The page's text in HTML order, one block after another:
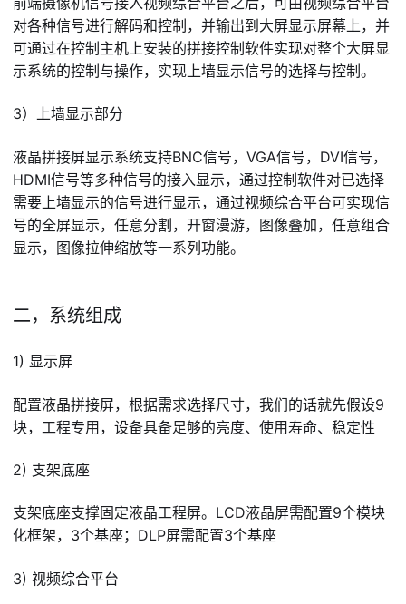
对各种信号进行解码和控制，并输出到大屏显示屏幕上，并
可通过在控制主机上安装的拼接控制软件实现对整个大屏显
示系统的控制与操作，实现上墙显示信号的选择与控制。
3）上墙显示部分
液晶拼接屏显示系统支持BNC信号，VGA信号，DVI信号，
HDMI信号等多种信号的接入显示，通过控制软件对已选择
需要上墙显示的信号进行显示，通过视频综合平台可实现信
号的全屏显示，任意分割，开窗漫游，图像叠加，任意组合
显示，图像拉伸缩放等一系列功能。
二，系统组成
1) 显示屏
配置液晶拼接屏，根据需求选择尺寸，我们的话就先假设9
块，工程专用，设备具备足够的亮度、使用寿命、稳定性
2) 支架底座
支架底座支撑固定液晶工程屏。LCD液晶屏需配置9个模块
化框架，3个基座；DLP屏需配置3个基座
3) 视频综合平台